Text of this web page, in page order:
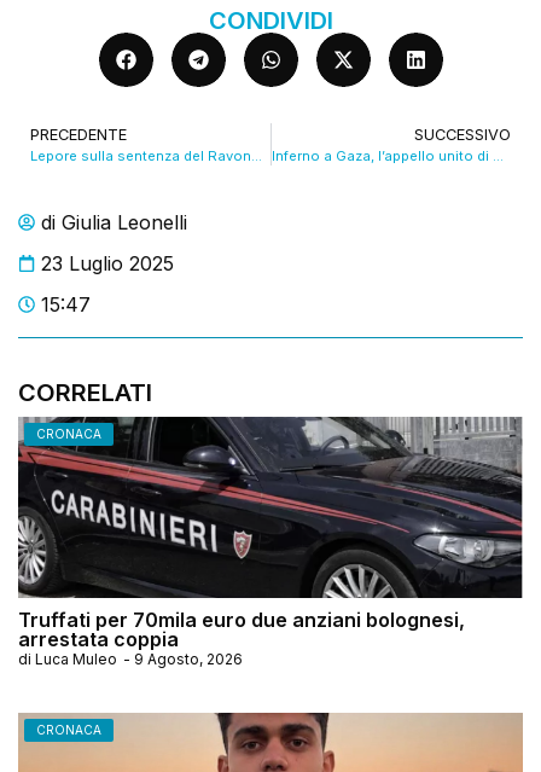
di Giulia Leonelli
23 Luglio 2025
15:47
CORRELATI
CRONACA
Truffati per 70mila euro due anziani bolognesi,
arrestata coppia
di Luca Muleo - 9 Agosto, 2026
CRONACA
CONDIVIDI
PRECEDENTE
Lepore sulla sentenza del Ravone: “Meglio mettere il territorio in sicurezza”. VIDEO
SUCCESSIVO
Inferno a Gaza, l’appello unito di Zuppi e De Paz: “Fermatevi”. VIDEO